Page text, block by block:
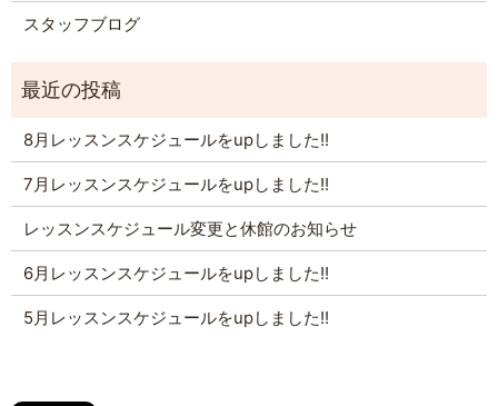
スタッフブログ
8月レッスンスケジュールをupしました!!
7月レッスンスケジュールをupしました!!
レッスンスケジュール変更と休館のお知らせ
6月レッスンスケジュールをupしました!!
5月レッスンスケジュールをupしました!!